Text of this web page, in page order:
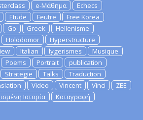
e-Μάθημα
Echecs
Etude Feutre
Free Korea
Go Greek
Hellenisme
Holodomor
Hyperstructure
Italian lygerismes
Musique
Poems Portrait
publication
Strategie Talks
Traduction
Video Vincent Vinci
ZEE
Ιστορία Καταγραφή